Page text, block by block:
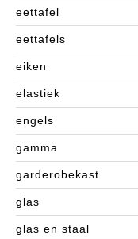
eettafel
eettafels
eiken
elastiek
engels
gamma
garderobekast
glas
glas en staal